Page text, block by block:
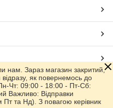
Prom.ua
нам. Зараз магазин закритий,
як повернемось до
Чт: 09:00 - 18:00 - Пт-Сб:
Важливо: Відправки
та Нд). З повагою керівник